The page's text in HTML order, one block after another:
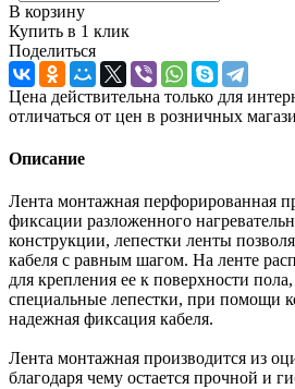
В корзину
Купить в 1 клик
Поделиться
Цена действительна только для
отличаться от цен в розничных
Описание
Лента монтажная перфорированная
фиксации разложенного
конструкции, лепестки ленты
кабеля с равным шагом. На ленте
для крепления ее к поверхности
специальные лепестки, при помощи
надежная фиксация кабеля.
Лента монтажная производится из
благодаря чему остается прочной и